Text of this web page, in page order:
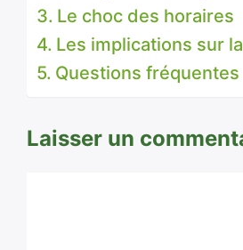
Le choc des horaires
Les implications sur
Questions fréquentes
Laisser un